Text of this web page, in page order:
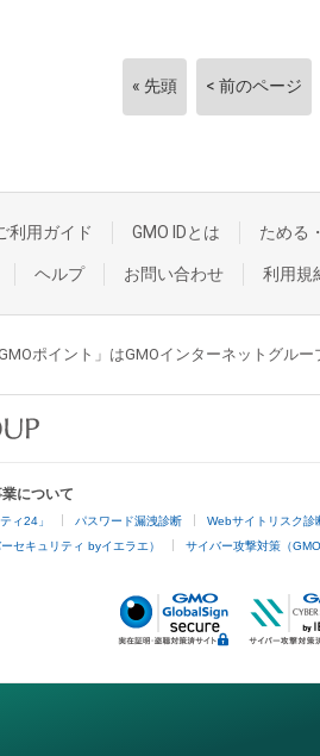
« 先頭 < 前のページ
利用ガイド GMO IDとは ためる
ヘルプ お問い合わせ 利用規
GMOポイント」はGMOインターネットグル
について
ィ24」 パスワード漏洩診断 Webサイトリスク診
セキュリティ byイエラエ） サイバー攻撃対策（